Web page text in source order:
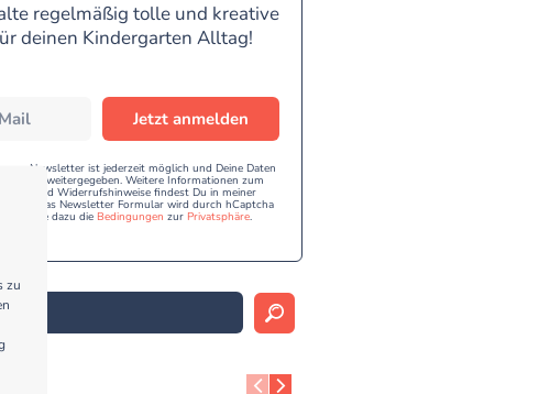
zu
regelmäßig tolle und kreative
deinen Kindergarten Alltag!
Jetzt anmelden
vom Newsletter ist jederzeit möglich und Deine Daten
an Dritte weitergegeben. Weitere Informationen zum
und Widerrufshinweise findest Du in meiner
Das Newsletter Formular wird durch hCaptcha
lese dazu die Bedingungen zur Privatsphäre.